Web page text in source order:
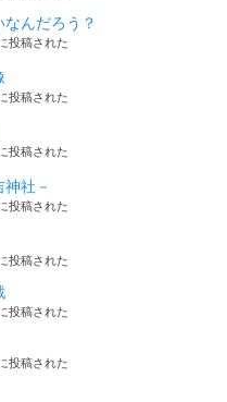
んだろう？
投稿された
投稿された
投稿された
社－
投稿された
投稿された
投稿された
投稿された